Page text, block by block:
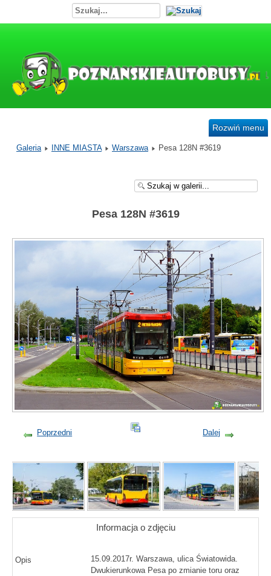
Rozwiń menu
Galeria INNE MIASTA Warszawa Pesa 128N #3619
Pesa 128N #3619
Poprzedni Dalej
Informacja o zdjęciu
Opis
15.09.2017r. Warszawa, ulica Światowida.
Dwukierunkowa Pesa po zmianie toru oraz